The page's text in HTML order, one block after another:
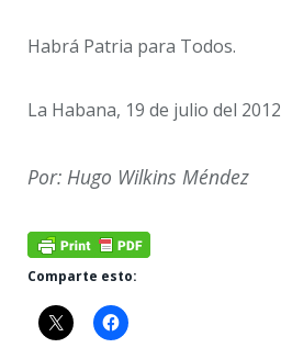
Habrá Patria para Todos.
La Habana, 19 de julio del 2012
Por: Hugo Wilkins Méndez
Comparte esto: